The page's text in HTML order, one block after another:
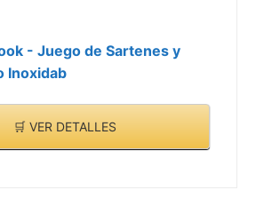
- Juego de Sartenes y
Inoxidab
🛒 VER DETALLES